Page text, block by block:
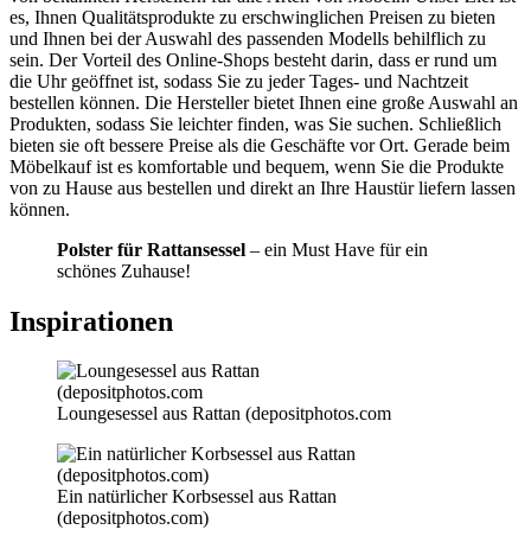
es, Ihnen Qualitätsprodukte zu erschwinglichen Preisen zu bieten
und Ihnen bei der Auswahl des passenden Modells behilflich zu
sein. Der Vorteil des Online-Shops besteht darin, dass er rund um
die Uhr geöffnet ist, sodass Sie zu jeder Tages- und Nachtzeit
bestellen können. Die Hersteller bietet Ihnen eine große Auswahl an
Produkten, sodass Sie leichter finden, was Sie suchen. Schließlich
bieten sie oft bessere Preise als die Geschäfte vor Ort. Gerade beim
Möbelkauf ist es komfortable und bequem, wenn Sie die Produkte
von zu Hause aus bestellen und direkt an Ihre Haustür liefern lassen
können.
Polster für Rattansessel – ein Must Have für ein
schönes Zuhause!
Inspirationen
Loungesessel aus Rattan (depositphotos.com
Ein natürlicher Korbsessel aus Rattan
(depositphotos.com)